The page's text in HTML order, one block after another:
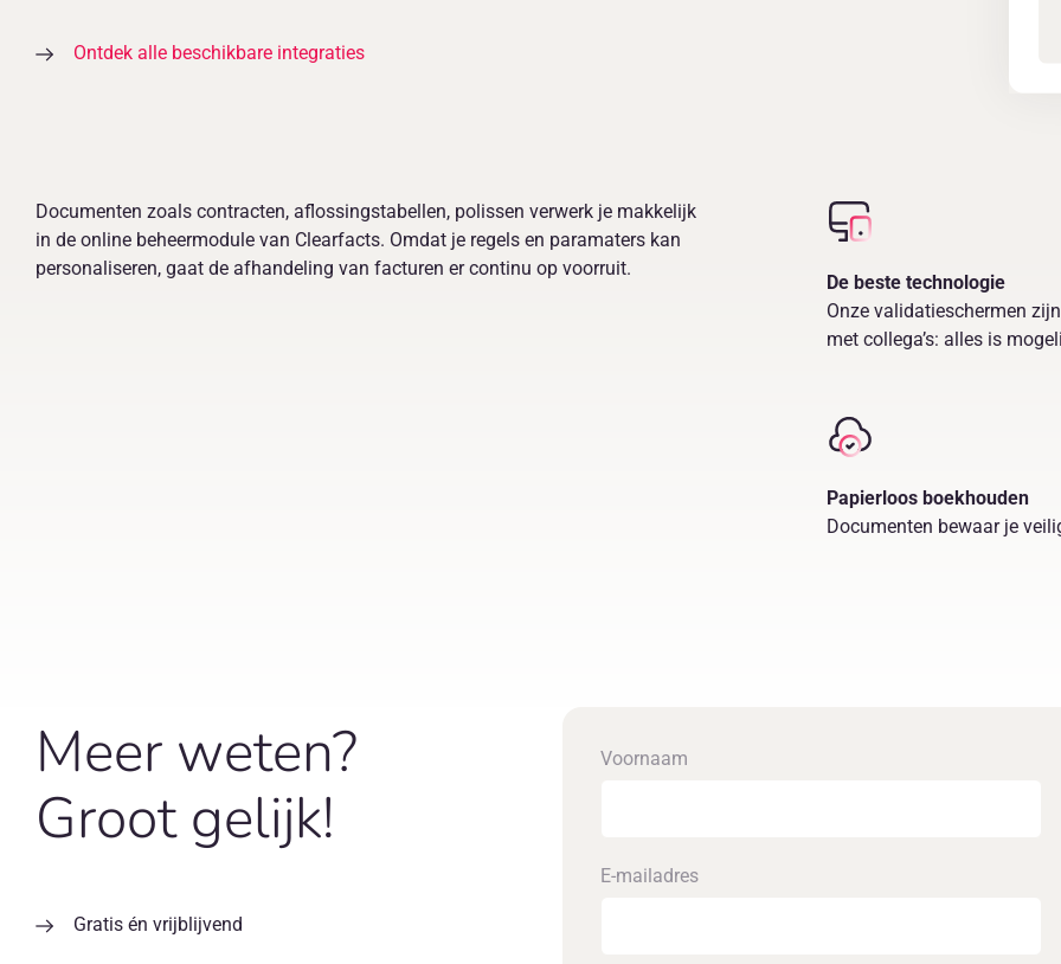
Ontdek alle beschikbare integraties
Documenten zoals contracten, aflossingstabellen, polissen verwerk je makkelijk
in de online beheermodule van Clearfacts. Omdat je regels en paramaters kan
personaliseren, gaat de afhandeling van facturen er continu op voorruit.
De beste technologie
Onze validatieschermen
met collega’s: alles is
Papierloos boekhouden
Documenten bewaar je
Meer weten?
Groot gelijk!
Gratis én vrijblijvend
Voornaam
E-mailadres